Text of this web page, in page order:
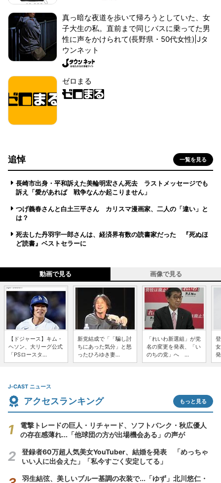
真っ暗な夜道を歩いて帰ろうとしていた、女
子大生の私。直前まで同じバスに乗ってた男
性に声をかけられて(長野県・50代女性)|Jタ
ウンネット
ゼロまる
追悼 一覧を見る
長崎市出身・平和訴えた美輪明宏さん死去 ラストメッセージでも
訴え「愛があれば 戦争なんか起こりません」
つげ義春さんと白土三平さん カリスマ漫画家、二人の「違い」と
は？
死去した丹羽宇一郎さんは、経済界有数の読書家だった 『死ぬほ
ど読書』ベストセラーに
動画で見る 画像で見る
【ドジャース】キム・
ヘソン、大リーグ公式
「PSロースタ...
新党結成で「「騙し討
ちにあった気分」と怒
ったひろゆき妻...
「れいわ新選組」が党
名の変更を発表、「い
のちの党」へ ...
J-CAST ニュース
アクセスランキング もっと見る
電撃トレードの巨人・リチャード、ソフトバンク・秋広優人
の存在感薄れ...「他球団の方が出場機会ある」の声が
登録者60万超人気美女YouTuber、結婚を発表 「めっちゃ
いい人に出会えた」「私今すごく安定してる」
羽生結弦、美しいブルー基調の衣装で...「ゆず」北川悠仁・